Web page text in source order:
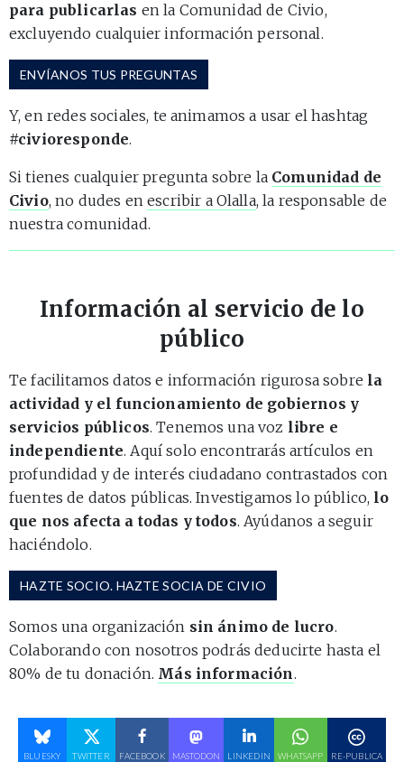
para publicarlas en la Comunidad de Civio,
excluyendo cualquier información personal.
ENVÍANOS TUS PREGUNTAS
Y, en redes sociales, te animamos a usar el hashtag
#civioresponde.
Si tienes cualquier pregunta sobre la Comunidad de
Civio, no dudes enescribir a Olalla, la responsable de
nuestra comunidad.
Información al servicio de lo
público
Te facilitamos datos e información rigurosa sobre la
actividad y el funcionamiento de gobiernos y
servicios públicos. Tenemos una voz libre e
independiente. Aquí solo encontrarás artículos en
profundidad y de interés ciudadano contrastados con
fuentes de datos públicas. Investigamos lo público, lo
que nos afecta a todas y todos. Ayúdanos a seguir
haciéndolo.
HAZTE SOCIO. HAZTE SOCIA DE CIVIO
Somos una organización sin ánimo de lucro.
Colaborando con nosotros podrás deducirte hasta el
80% de tu donación. Más información.
BLUESKY TWITTER FACEBOOK MASTODON LINKEDIN WHATSAPP RE-PUBLICA